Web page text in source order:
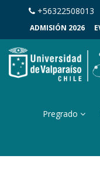
+56322508013
ADMISIÓN 2026
Pregrado